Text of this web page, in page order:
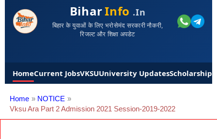
BiharInfo .in
बिहार के युवाओं के लिए भरोसेमंद सरकारी नौकरी,
रिजल्ट और शिक्षा अपडेट
HomeCurrent JobsVKSUUniversity UpdatesScholarships
Home
NOTICE
Vksu Ara Part 2 Admission 2021 Session-2019-2022